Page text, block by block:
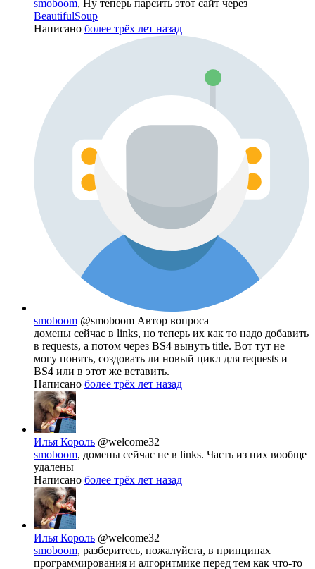
smoboom, Ну теперь парсить этот сайт через
BeautifulSoup
Написано более трёх лет назад
smoboom @smoboom Автор вопроса
домены сейчас в links, но теперь их как то надо добавить
в requests, а потом через BS4 вынуть title. Вот тут не
могу понять, создовать ли новый цикл для requests и
BS4 или в этот же вставить.
Написано более трёх лет назад
Илья Король @welcome32
smoboom, домены сейчас не в links. Часть из них вообще
удалены
Написано более трёх лет назад
Илья Король @welcome32
smoboom, разберитесь, пожалуйста, в принципах
программирования и алгоритмике перед тем как что-то